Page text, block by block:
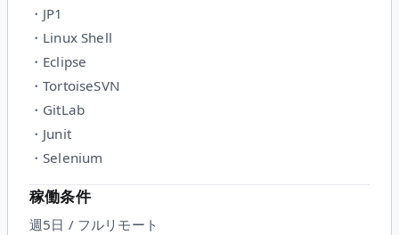
・JP1
・Linux Shell
・Eclipse
・TortoiseSVN
・GitLab
・Junit
・Selenium
稼働条件
週5日 / フルリモート